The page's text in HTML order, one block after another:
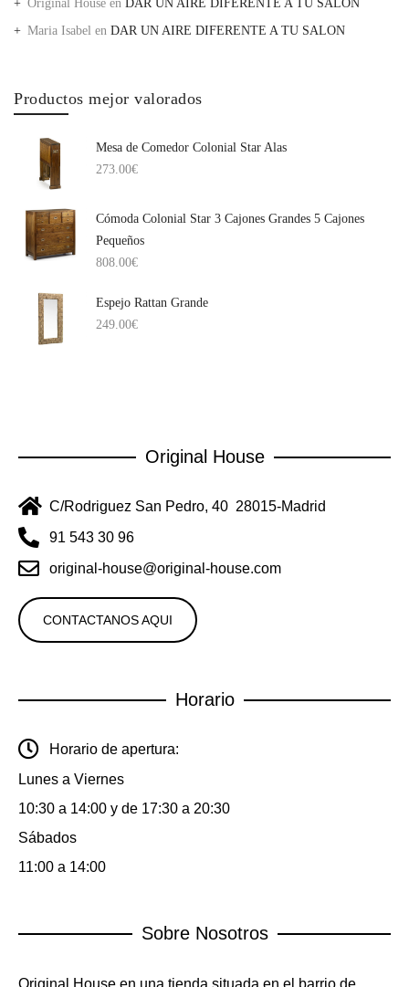
Original House en DAR UN AIRE DIFERENTE A TU SALON
Maria Isabel en DAR UN AIRE DIFERENTE A TU SALON
Productos mejor valorados
Mesa de Comedor Colonial Star Alas
273.00€
Cómoda Colonial Star 3 Cajones Grandes 5 Cajones
Pequeños
808.00€
Espejo Rattan Grande
249.00€
Original House
C/Rodriguez San Pedro, 40 28015-Madrid
91 543 30 96
original-house@original-house.com
CONTACTANOS AQUI
Horario
Horario de apertura:
Lunes a Viernes
10:30 a 14:00 y de 17:30 a 20:30
Sábados
11:00 a 14:00
Sobre Nosotros
Original House en una tienda situada en el barrio de